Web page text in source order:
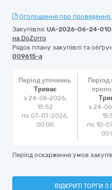
Оголошення про
Закупівля: UA-2026-06-24-
на DoZorro
Рядок плану закупівлі та
009615-a
Період уточнень
Триває
з 24-06-2026,
15:52
по 07-07-2026,
00:00
Період
з 24-
по 10-
Період оскарження умов
ВІДКРИТІ ТОРГИ